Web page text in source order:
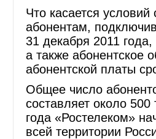
Что касается
абонентам,
31 декабря 2011
а также абонентское
абонентской платы
Общее число
составляет около
года «Ростелеком»
всей территории